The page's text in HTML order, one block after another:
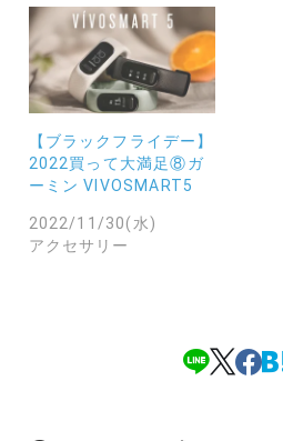
【ブラックフライデー】
2022買って大満足⑧ガ
ーミン VIVOSMART5
2022/11/30(水)
アクセサリー